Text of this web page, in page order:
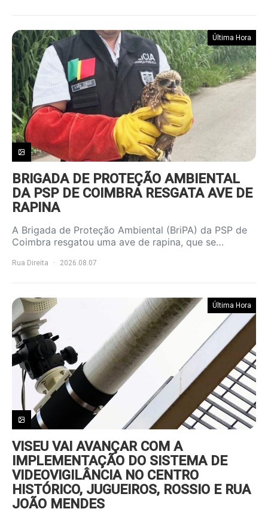
Última Hora
BRIGADA DE PROTEÇÃO AMBIENTAL
DA PSP DE COIMBRA RESGATA AVE DE
RAPINA
A Brigada de Proteção Ambiental (BriPA) da PSP de
Coimbra resgatou uma ave de rapina, que se…
Rua Direita 2026.08.07
Última Hora
VISEU VAI AVANÇAR COM A
IMPLEMENTAÇÃO DO SISTEMA DE
VIDEOVIGILÂNCIA NO CENTRO
HISTÓRICO, JUGUEIROS, ROSSIO E RUA
JOÃO MENDES